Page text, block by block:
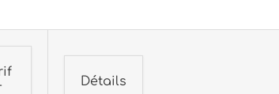
Détails